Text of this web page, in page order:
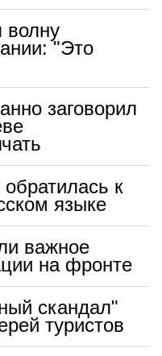
волну
"Это
заговорил
к
языке
важное
на фронте
скандал"
туристов